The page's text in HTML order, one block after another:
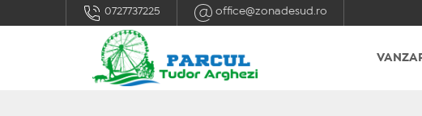
0727737225 office@zonadesud.ro